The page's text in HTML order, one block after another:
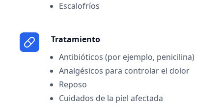
Escalofríos
Tratamiento
Antibióticos (por ejemplo, penicilina)
Analgésicos para controlar el dolor
Reposo
Cuidados de la piel afectada